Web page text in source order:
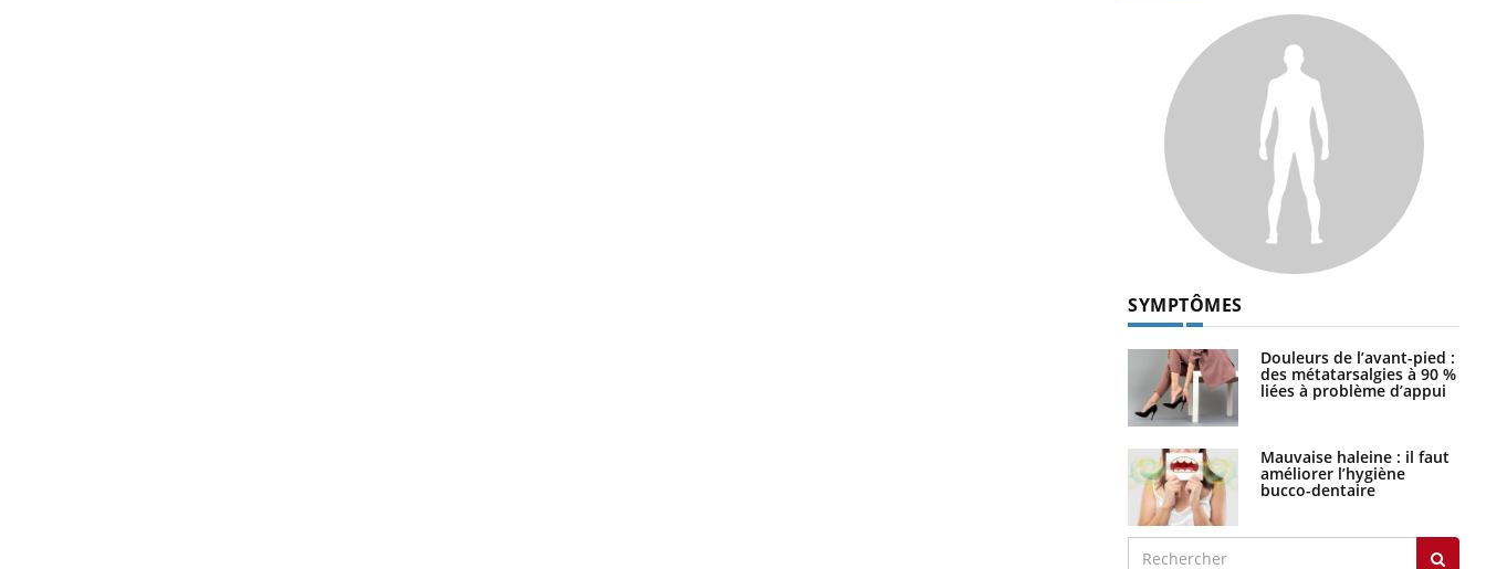
SYMPTÔMES
Douleurs de l’avant-pied :
des métatarsalgies à 90 %
liées à problème d’appui
Mauvaise haleine : il faut
améliorer l’hygiène
bucco-dentaire